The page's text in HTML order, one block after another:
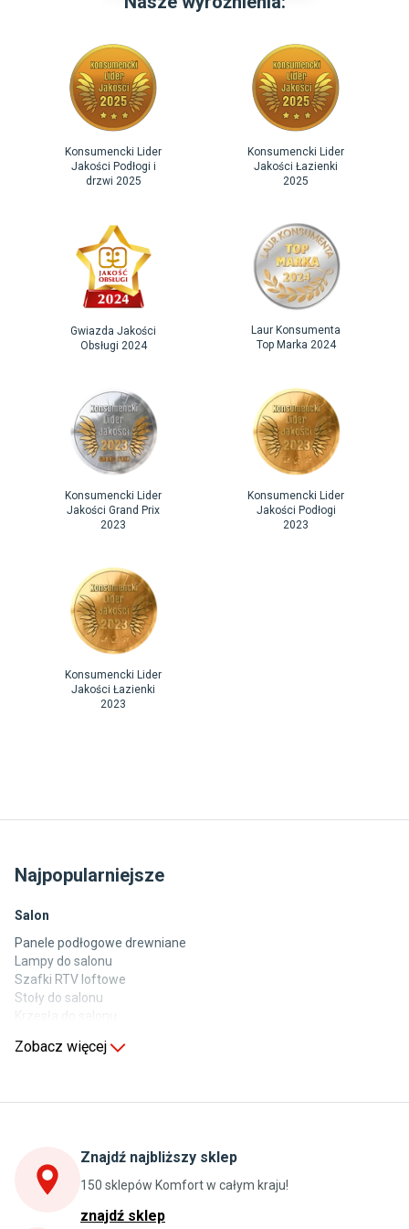
Konsumencki Lider
Jakości Podłogi i
drzwi 2025
Konsumencki Lider
Jakości Łazienki
2025
Gwiazda Jakości
Obsługi 2024
Laur Konsumenta
Top Marka 2024
Konsumencki Lider
Jakości Grand Prix
2023
Konsumencki Lider
Jakości Podłogi
2023
Konsumencki Lider
Jakości Łazienki
2023
Najpopularniejsze
Salon
Panele podłogowe drewniane
Lampy do salonu
Szafki RTV loftowe
Stoły do salonu
Stoły do kuchni
Szafki kuchenne wiszące (górne)
Szafki pod zlewozmywak
Blaty kuchenne laminowane
Zobacz więcej
Znajdź najbliższy sklep
150 sklepów Komfort w całym kraju!
znajdź sklep